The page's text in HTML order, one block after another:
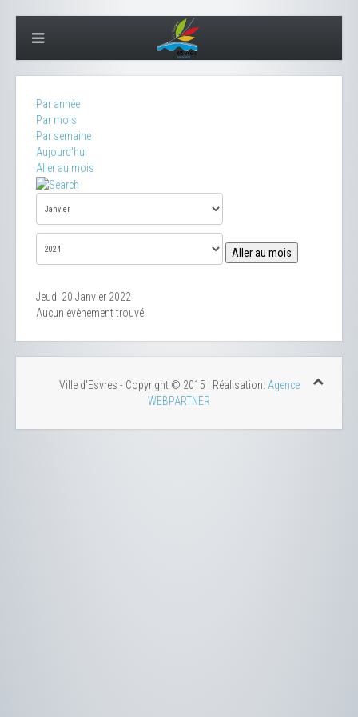
Par année
Par mois
Par semaine
Aujourd'hui
Aller au mois
Aller au mois
Jeudi 20 Janvier 2022
Aucun évènement trouvé
Ville d'Esvres - Copyright © 2015 | Réalisation: Agence
WEBPARTNER